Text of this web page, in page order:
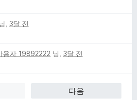
, 3달 전
용자 19892222 님, 3달 전
다음